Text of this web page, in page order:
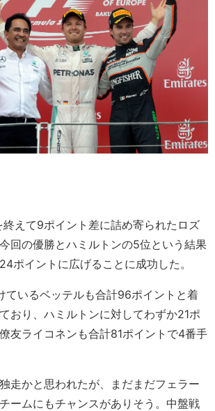
えて9ポイント差に詰め寄られたロズ
回の優勝とハミルトンの5位という結果
ポイントに広げることに成功した。
ているベッテルも合計96ポイントと着
おり、ハミルトンに対してわずか21ポ
友ライコネンも合計81ポイントで4番手
走かと思われたが、まだまだフェラー
ームにもチャンスがありそう。中盤戦